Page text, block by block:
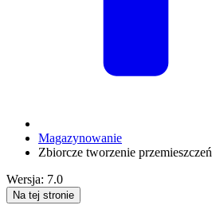
Magazynowanie
Zbiorcze tworzenie przemieszczeń
Wersja: 7.0
Na tej stronie